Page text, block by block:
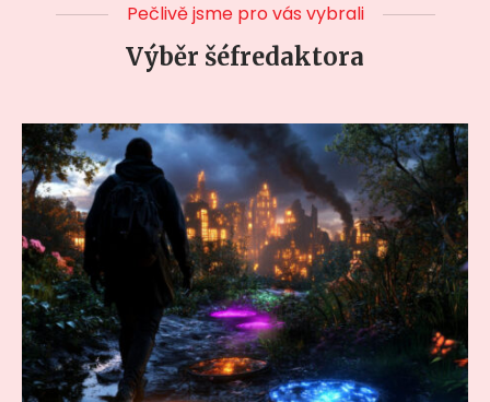
Pečlivě jsme pro vás vybrali
Výběr šéfredaktora